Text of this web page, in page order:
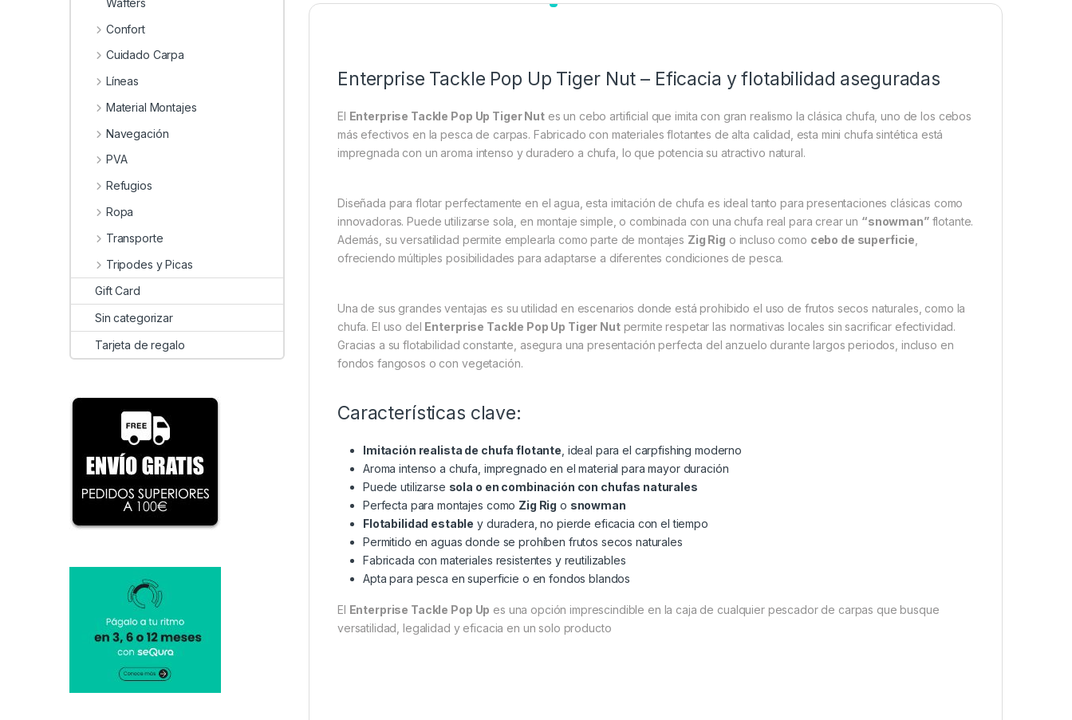
Enterprise Tackle Pop Up Tiger Nut – Eficacia y flotabilidad aseguradas
El Enterprise Tackle Pop Up Tiger Nutes un cebo artificial que imita con gran realismo la clásica chufa, uno de los cebos
más efectivos en la pesca de carpas. Fabricado con materiales flotantes de alta calidad, esta mini chufa sintética está
impregnada con un aroma intenso y duradero a chufa, lo que potencia su atractivo natural.
Diseñada para flotar perfectamente en el agua, esta imitación de chufa es ideal tanto para presentaciones clásicas como
innovadoras. Puede utilizarse sola, en montaje simple, o combinada con una chufa real para crear un “snowman”flotante.
Además, su versatilidad permite emplearla como parte de montajes Zig Rig o incluso como cebo de superficie
ofreciendo múltiples posibilidades para adaptarse a diferentes condiciones de pesca.
Una de sus grandes ventajas es su utilidad en escenarios donde está prohibido el uso de frutos secos naturales, como la
chufa. El uso del Enterprise Tackle Pop Up Tiger Nutpermite respetar las normativas locales sin sacrificar efectividad.
Gracias a su flotabilidad constante, asegura una presentación perfecta del anzuelo durante largos periodos, incluso en
fondos fangosos o con vegetación.
Características clave:
Imitación realista de chufa flotante , ideal para el carpfishing moderno
Aroma intenso a chufa, impregnado en el material para mayor duración
Puede utilizarse sola o en combinación con chufas naturales
Perfecta para montajes como Zig Rig o snowman
Flotabilidad estable y duradera, no pierde eficacia con el tiempo
Permitido en aguas donde se prohíben frutos secos naturales
Fabricada con materiales resistentes y reutilizables
Apta para pesca en superficie o en fondos blandos
El Enterprise Tackle Pop Up es una opción imprescindible en la caja de cualquier pescador de carpas que busque
versatilidad, legalidad y eficacia en un solo producto
Confort
Cuidado Carpa
Líneas
Material Montajes
Navegación
PVA
Refugios
Ropa
Transporte
Tripodes y Picas
Gift Card
Sin categorizar
Tarjeta de regalo